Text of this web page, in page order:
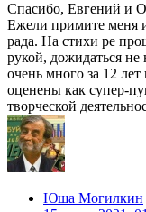
Спасибо, Евгений и
Ежели примите меня
рада. На стихи ре
рукой, дожидаться
очень много за 12
оценены как супер-
творческой
Юша Могилкин